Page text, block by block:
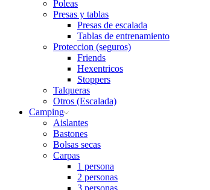
Poleas
Presas y tablas
Presas de escalada
Tablas de entrenamiento
Proteccion (seguros)
Friends
Hexentricos
Stoppers
Talqueras
Otros (Escalada)
Camping
Aislantes
Bastones
Bolsas secas
Carpas
1 persona
2 personas
3 personas